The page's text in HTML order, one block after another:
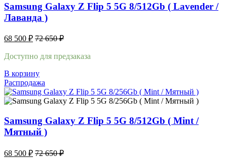
Samsung Galaxy Z Flip 5 5G 8/512Gb ( Lavender /
Лаванда )
68 500 ₽ 72 650₽
Доступно для предзаказа
В корзину
Распродажа
Samsung Galaxy Z Flip 5 5G 8/512Gb ( Mint /
Мятный )
68 500 ₽ 72 650₽